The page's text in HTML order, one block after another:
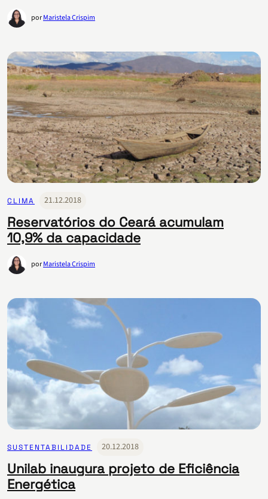
porMaristela Crispim
CLIMA 21.12.2018
Reservatórios do Ceará acumulam
10,9% da capacidade
porMaristela Crispim
SUSTENTABILIDADE 20.12.2018
Unilab inaugura projeto de Eficiência
Energética